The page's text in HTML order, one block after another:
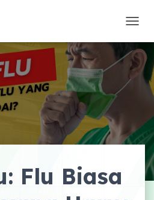
O
G
I
G
Flu Biasa